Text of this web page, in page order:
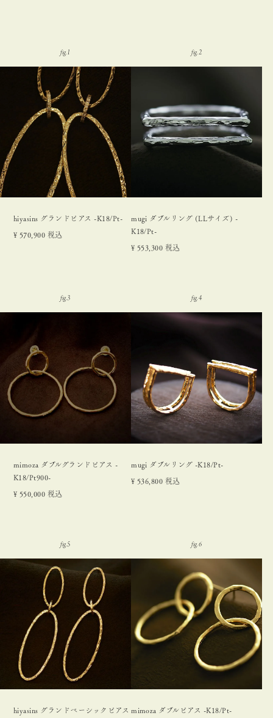
hiyasins グランドピアス -K18/Pt-
¥ 570,900 税込
mugi ダブルリング (LLサイズ) -
K18/Pt-
¥ 553,300 税込
mimoza ダブルグランドピアス -
K18/Pt900-
¥ 550,000 税込
mugi ダブルリング -K18/Pt-
¥ 536,800 税込
hiyasins グランドベーシックピアス mimoza ダブルピアス -K18/Pt-